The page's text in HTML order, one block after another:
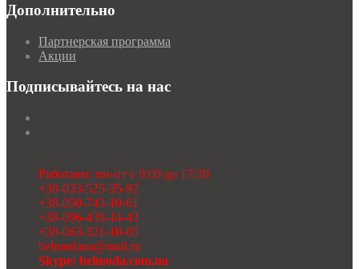
Дополнительно
Партнерская программа
Акции
Подписывайтесь на нас
Работаем: пн-пт с 9:00 до 17:30
+38-033-525-35-92
+38-050-743-10-61
+38-096-438-14-43
+38-063-321-10-85
belmodaua@mail.ru
Skype: belmoda.com.ua